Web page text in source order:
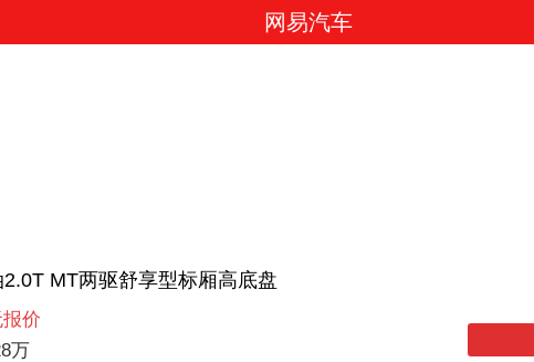
网易汽车
MT两驱舒享型标厢高底盘
价
万